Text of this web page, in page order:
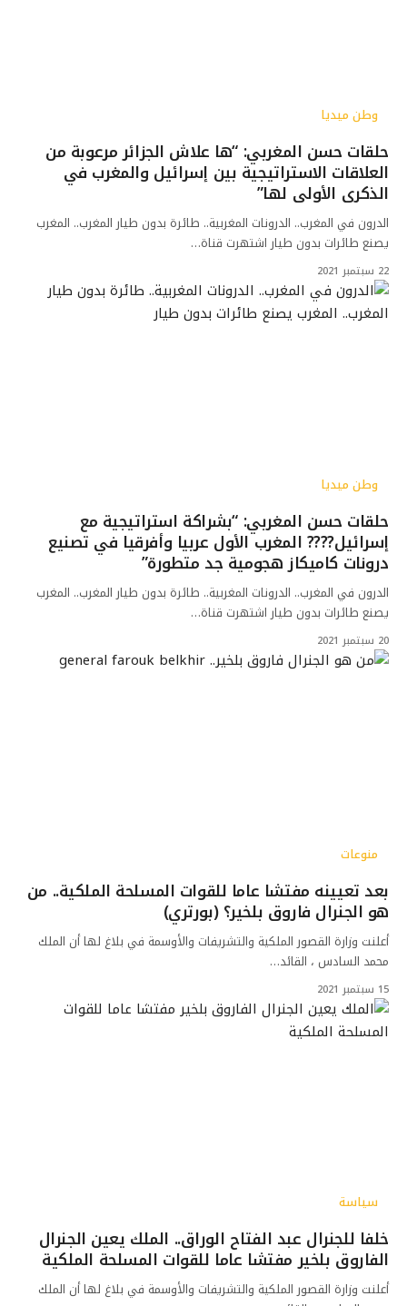
وطن ميديا
حلقات حسن المغربي: “ها علاش الجزائر مرعوبة من
العلاقات الاستراتيجية بين إسرائيل والمغرب في
الذكرى الأولى لها”
الدرون في المغرب.. الدرونات المغربية.. طائرة بدون طيار المغرب.. المغرب
يصنع طائرات بدون طيار اشتهرت قناة…
22 سبتمبر 2021
وطن ميديا
حلقات حسن المغربي: “بشراكة استراتيجية مع
إسرائيل???? المغرب الأول عربيا وأفرقيا في تصنيع
درونات كاميكاز هجومية جد متطورة”
الدرون في المغرب.. الدرونات المغربية.. طائرة بدون طيار المغرب.. المغرب
يصنع طائرات بدون طيار اشتهرت قناة…
20 سبتمبر 2021
منوعات
بعد تعيينه مفتشا عاما للقوات المسلحة الملكية.. من
هو الجنرال فاروق بلخير؟ (بورتري)
أعلنت وزارة القصور الملكية والتشريفات والأوسمة في بلاغ لها أن الملك
محمد السادس ، القائد…
15 سبتمبر 2021
سياسة
خلفا للجنرال عبد الفتاح الوراق.. الملك يعين الجنرال
الفاروق بلخير مفتشا عاما للقوات المسلحة الملكية
أعلنت وزارة القصور الملكية والتشريفات والأوسمة في بلاغ لها أن الملك